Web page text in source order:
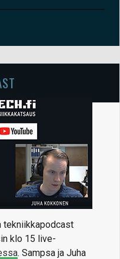
tekniikkapodcast
klo 15 live-
. Sampsa ja Juha